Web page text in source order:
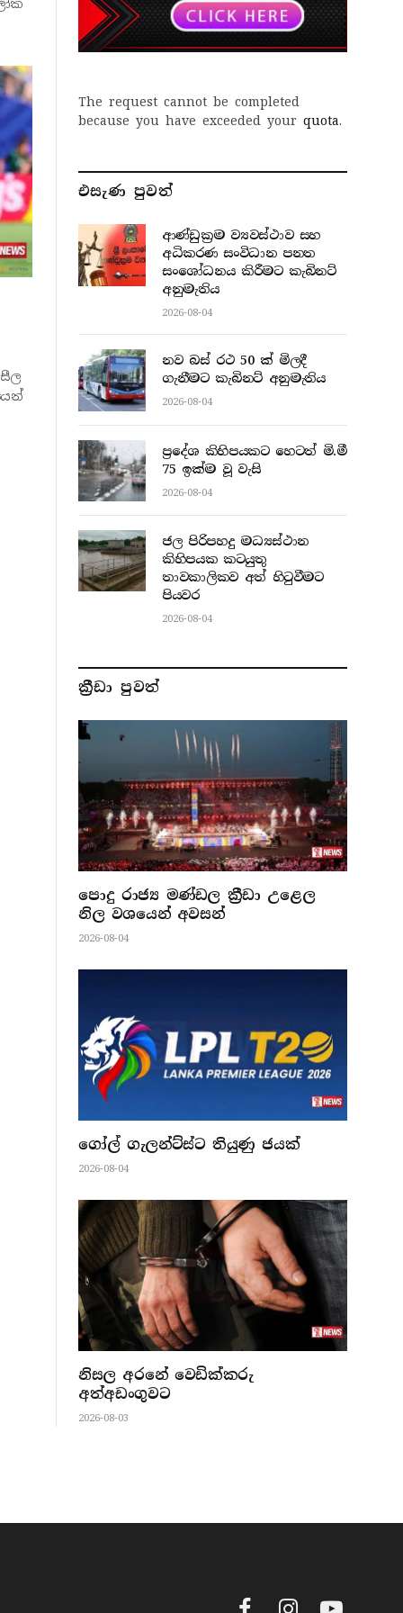
The request cannot be completed
because you have exceeded your quota.
එසැණ පුව​ත්
ආණ්ඩුක්‍රම ව්‍යවස්ථාව සහ
අධිකරණ සංවිධාන පනත
සංශෝධනය කිරීමට කැබිනට්
අනුමැතිය
2026-08-04
නව බස් රථ 50 ක් මිලදී
ගැනීමට කැබිනට් අනුමැතිය
2026-08-04
ප්‍රදේශ කිහිපයකට හෙටත් මි.මී
75 ඉක්ම වූ වැසි
2026-08-04
ජල පිරිපහදු මධ්‍යස්ථාන
කිහිපයක කටයුතු
තාවකාලිකව අත් හිටුවීමට
පියවර
2026-08-04
ක්‍රීඩා පුවත්
පොදු රාජ්‍ය මණ්ඩල ක්‍රීඩා උළෙල
නිල වශයෙන් අවසන්
2026-08-04
ගෝල් ගැලන්ට්ස්ට තියුණු ජයක්
2026-08-04
නිසල අරනේ වෙඩික්කරු
අත්අඩංගුවට
2026-08-03